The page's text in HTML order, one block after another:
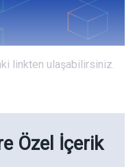
linkten ulaşabilirsiniz.
Özel İçerik